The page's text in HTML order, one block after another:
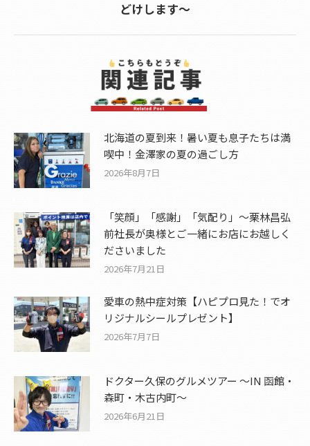
post:
どけします～
北海道の夏到来！暑い夏も息子たちは満
喫中！金澤家の夏の過ごし方
2026年8月7日
「笑顔」「感謝」「気配り」～栗林昌弘
前社長が奥様とご一緒にお店にお越しく
ださいました
2026年7月21日
愛車の熱中症対策【ハピプロ見た！でオ
リジナルシールプレゼント】
2026年7月7日
ドクター久保のグルメツアー ～IN 函館・
森町・木古内町～
2026年6月21日